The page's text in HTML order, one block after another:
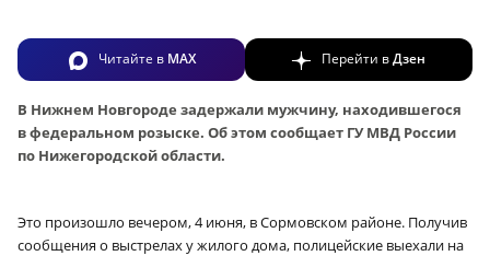
Читайте в MAX Перейти вДзен
В Нижнем Новгороде задержали мужчину, находившегося
в федеральном розыске. Об этом сообщает ГУ МВД России
по Нижегородской области.
Это произошло вечером, 4 июня, в Сормовском районе. Получив
сообщения о выстрелах у жилого дома, полицейские выехали на